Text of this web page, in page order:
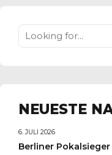
NEUESTE
6. JULI 2026
Berliner